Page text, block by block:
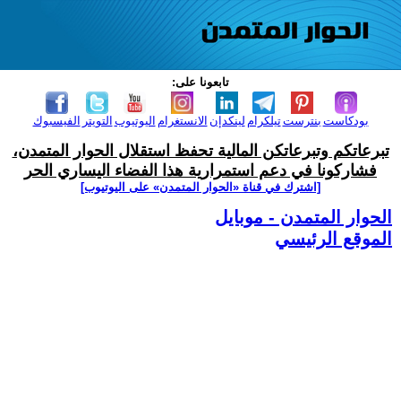
تابعونا على:
الفيسبوك التويتر اليوتيوب الانستغرام لينكدإن تيلكرامبنترست بودكاست
تبرعاتكم وتبرعاتكن المالية تحفظ استقلال الحوار المتمدن،
فشاركونا في دعم استمرارية هذا الفضاء اليساري الحر
[اشترك في قناة ‫«الحوار المتمدن» على اليوتيوب]
الحوار المتمدن - موبايل
الموقع الرئيسي